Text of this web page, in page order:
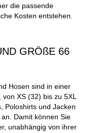
die passende
Kosten entstehen.
GRÖßE 66
Hosen sind in einer
XS (32) bis zu 5XL
Poloshirts und Jacken
Damit können Sie
unabhängig von ihrer